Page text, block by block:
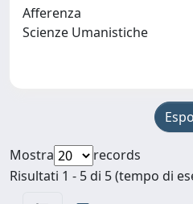
Afferenza
Scienze Umanistiche
Mostra
records
Risultati 1 - 5 di 5 (tempo di